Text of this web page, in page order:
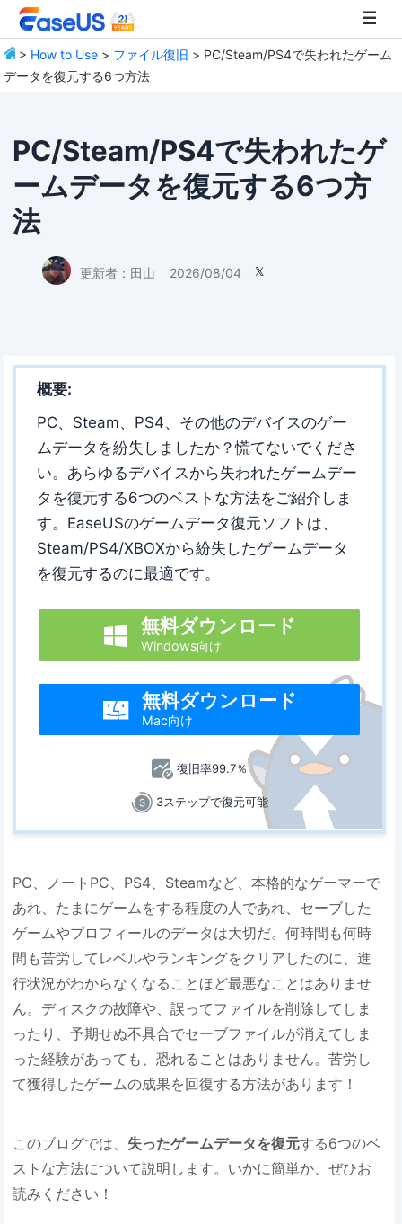
> How to Use > ファイル復旧 > PC/Steam/PS4で失われたゲーム
データを復元する6つ方法
PC/Steam/PS4で失われたゲ
ームデータを復元する6つ方
法
更新者： 田山 2026/08/04 
概要:
PC、Steam、PS4、その他のデバイスのゲー
ムデータを紛失しましたか？慌てないでくださ
い。あらゆるデバイスから失われたゲームデー
タを復元する6つのベストな方法をご紹介しま
す。EaseUSのゲームデータ復元ソフトは、
Steam/PS4/XBOXから紛失したゲームデータ
を復元するのに最適です。
 無料ダウンロード
Windows向け
 無料ダウンロード
Mac向け
復旧率99.7％
3ステップで復元可能
PC、ノートPC、PS4、Steamなど、本格的なゲーマーで
あれ、たまにゲームをする程度の人であれ、セーブした
ゲームやプロフィールのデータは大切だ。何時間も何時
間も苦労してレベルやランキングをクリアしたのに、進
行状況がわからなくなることほど最悪なことはありませ
ん。ディスクの故障や、誤ってファイルを削除してしま
ったり、予期せぬ不具合でセーブファイルが消えてしま
った経験があっても、恐れることはありません。苦労し
て獲得したゲームの成果を回復する方法があります！
このブログでは、 失ったゲームデータを復元する6つのベ
ストな方法について説明します。いかに簡単か、ぜひお
読みください！